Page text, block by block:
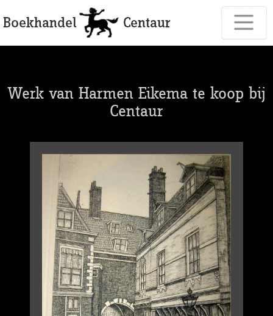
Werk van Harmen Eikema te koop bij
Centaur